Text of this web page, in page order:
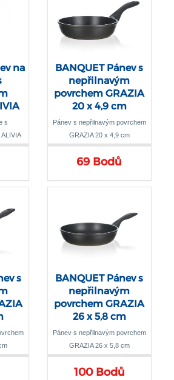
na
s
BANQUET Pánev s
nepřilnavým
povrchem GRAZIA
20 x 4,9 cm
Pánev s nepřilnavým povrchem
GRAZIA 20 x 4,9 cm
69 Bodů
s
BANQUET Pánev s
nepřilnavým
povrchem GRAZIA
26 x 5,8 cm
Pánev s nepřilnavým povrchem
GRAZIA 26 x 5,8 cm
100 Bodů